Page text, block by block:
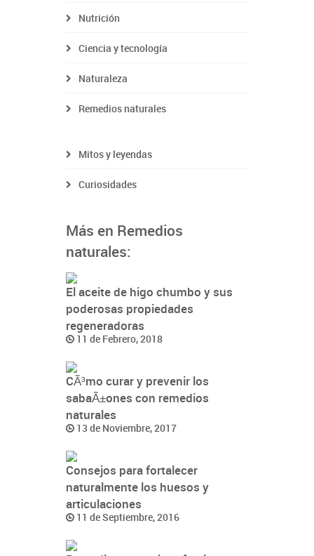
Nutrición
Ciencia y tecnología
Naturaleza
Remedios naturales
Mitos y leyendas
Curiosidades
Más en Remedios
naturales:
El aceite de higo chumbo y sus
poderosas propiedades
regeneradoras
11 de Febrero, 2018
CÃ³mo curar y prevenir los
sabaÃ±ones con remedios
naturales
13 de Noviembre, 2017
Consejos para fortalecer
naturalmente los huesos y
articulaciones
11 de Septiembre, 2016